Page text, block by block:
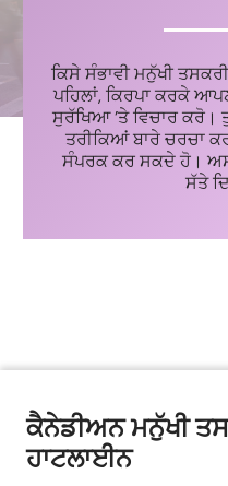
ਕਿਸੇ ਸੰਭਾਵੀ ਮਨੁੱਖੀ
ਪਹਿਲਾਂ, ਕਿਰਪਾ ਕਰਕੇ
ਸੁਰੱਖਿਆ 'ਤੇ ਵਿਚਾਰ ਕਰੋ।
ਤਰੀਕਿਆਂ ਬਾਰੇ ਚਰਚਾ
ਸੰਪਰਕ ਕਰ ਸਕਦੇ ਹੋ।
ਸੱਤੇ
ਕੈਨੇਡੀਅਨ ਮਨੁੱਖੀ
ਹਾਟਲਾਈਨ